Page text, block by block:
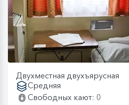
Двухместная двухъярусная
Средняя
Свободных кают: 0